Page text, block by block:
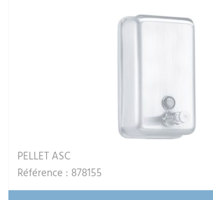
PELLET ASC
Référence : 878155